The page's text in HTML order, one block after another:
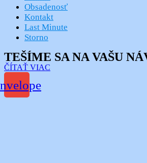
Obsadenosť
Kontakt
Last Minute
Storno
TEŠÍME SA NA VAŠU
ČÍTAŤ VIAC